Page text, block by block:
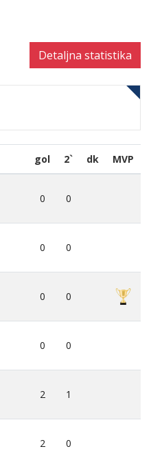
Detaljna statistika
gol 2` dk MVP
0 0
0 0
0 0
0 0
2 1
2 0